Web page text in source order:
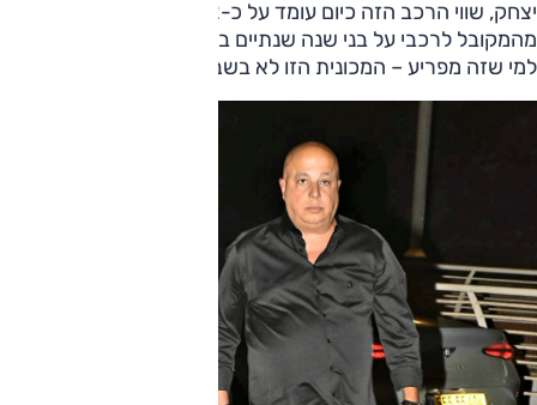
מהמקובל לרכבי על בני שנה שנתיים בישראל. אבל איך אומרים:
למי שזה מפריע – המכונית הזו לא בשבילו.